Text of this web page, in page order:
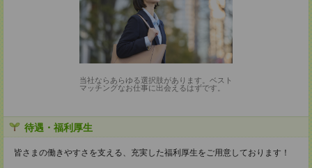
当社ならあらゆる選択肢があります。ベスト
マッチングなお仕事に出会えるはずです。
待遇・福利厚生
皆さまの働きやすさを支える、充実した福利厚生をご用意しております！